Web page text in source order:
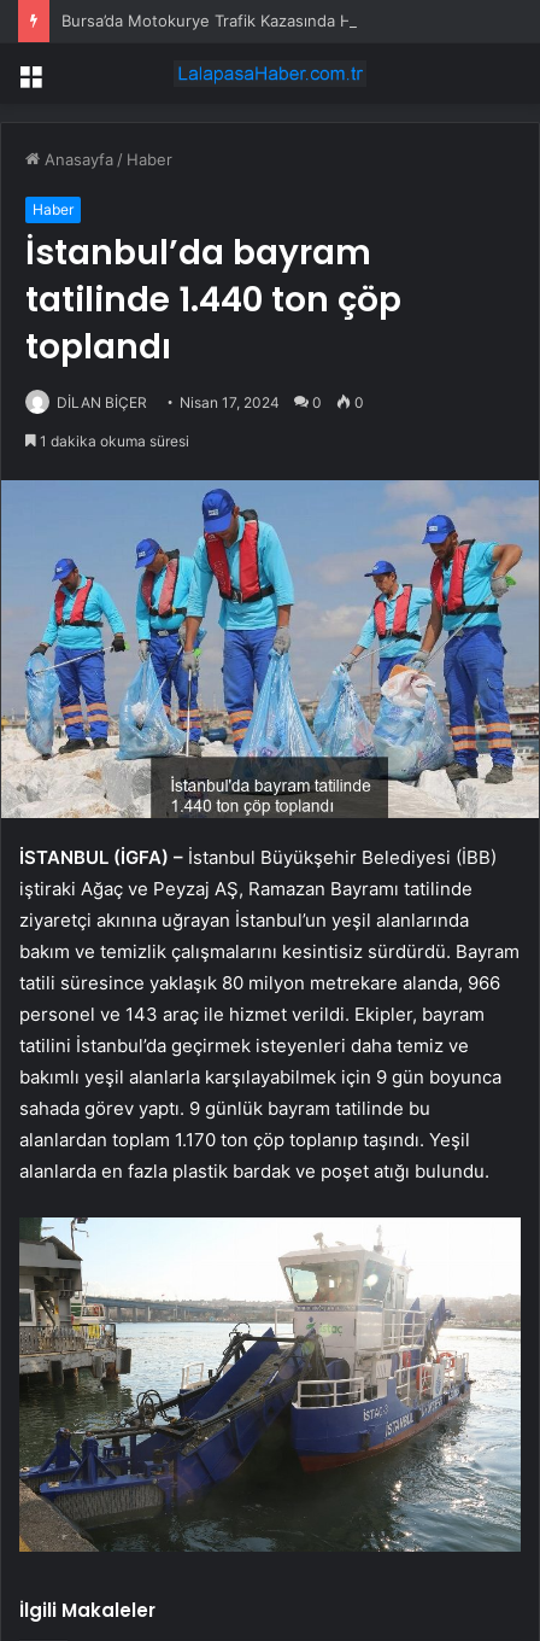
Bursa’da Motokurye Trafik Kazasında Hayatını Kaybetti
Menü
Anasayfa / Haber
Haber
İstanbul’da bayram
tatilinde 1.440 ton çöp
toplandı
DİLAN BİÇER Nisan 17, 2024 0 0
1 dakika okuma süresi
İSTANBUL (İGFA) – İstanbul Büyükşehir Belediyesi (İBB)
iştiraki Ağaç ve Peyzaj AŞ, Ramazan Bayramı tatilinde
ziyaretçi akınına uğrayan İstanbul’un yeşil alanlarında
bakım ve temizlik çalışmalarını kesintisiz sürdürdü. Bayram
tatili süresince yaklaşık 80 milyon metrekare alanda, 966
personel ve 143 araç ile hizmet verildi. Ekipler, bayram
tatilini İstanbul’da geçirmek isteyenleri daha temiz ve
bakımlı yeşil alanlarla karşılayabilmek için 9 gün boyunca
sahada görev yaptı. 9 günlük bayram tatilinde bu
alanlardan toplam 1.170 ton çöp toplanıp taşındı. Yeşil
alanlarda en fazla plastik bardak ve poşet atığı bulundu.
İlgili Makaleler